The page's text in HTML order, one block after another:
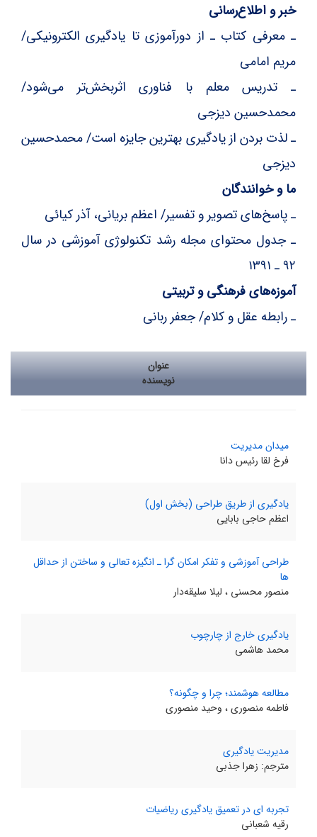
خبر و اطلاع‌رسانی
ـ معرفی کتاب ـ از دورآموزی تا یادگیری الکترونیکی/
مریم امامی
ـ تدریس معلم با فناوری اثربخش‌تر می‌شود/
محمدحسین دیزجی
ـ لذت بردن از یادگیری بهترین جایزه است/ محمدحسین
دیزجی
ما و خوانندگان
ـ پاسخ‌های تصویر و تفسیر/ اعظم بریانی، آذر کیائی
ـ جدول محتوای مجله رشد تکنولوژی آموزشی در سال
۹۲ ـ ۱۳۹۱
آموزه‌های فرهنگی و تربیتی
ـ رابطه عقل و کلام/ جعفر ربانی
عنوان
نویسنده
میدان مدیریت
فرخ‌ لقا رئیس‌ دانا
یادگیری از طریق طراحی (بخش اول)
اعظم حاجی‌ بابایی
طراحی آموزشی و تفکر امکان‌ گرا ـ انگیزه تعالی و ساختن از حداقل‌
ها
منصور محسنی ، لیلا سلیقه‌دار
یادگیری خارج از چارچوب
محمد هاشمی
مطالعه هوشمند؛ چرا و چگونه؟
فاطمه منصوری ، وحید منصوری
مدیریت یادگیری
مترجم: زهرا جذبی
تجربه‌ ای در تعمیق یادگیری ریاضیات
رقیه شعبانی